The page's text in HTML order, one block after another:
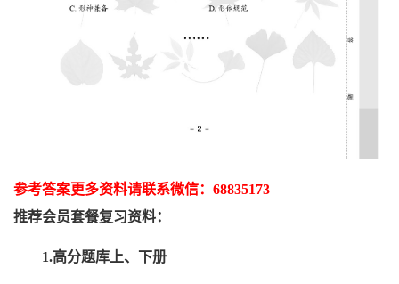
参考答案更多资料请联系微信： 68835173
推荐会员套餐复习资料：
1.高分题库上、下册